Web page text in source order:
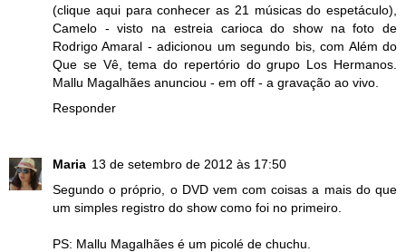
(clique aqui para conhecer as 21 músicas do espetáculo),
Camelo - visto na estreia carioca do show na foto de
Rodrigo Amaral - adicionou um segundo bis, com Além do
Que se Vê, tema do repertório do grupo Los Hermanos.
Mallu Magalhães anunciou - em off - a gravação ao vivo.
Responder
Maria 13 de setembro de 2012 às 17:50
Segundo o próprio, o DVD vem com coisas a mais do que
um simples registro do show como foi no primeiro.
PS: Mallu Magalhães é um picolé de chuchu.